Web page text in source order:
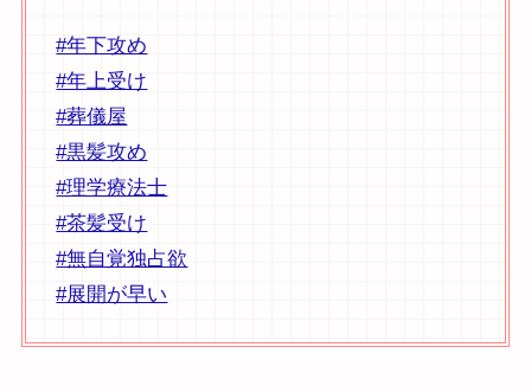
#年下攻め
#年上受け
#葬儀屋
#黒髪攻め
#理学療法士
#茶髪受け
#無自覚独占欲
#展開が早い